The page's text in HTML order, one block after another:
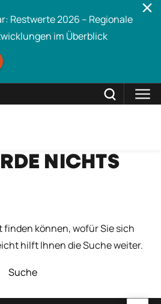
Restwerte 2026 – Regionale
im Überblick
SCHLIESSEN
NICHTS
finden können, wofür Sie sich
hilft Ihnen die Suche weiter.